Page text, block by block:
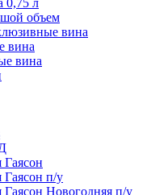
0,75 л
объем
вина
вина
вина
Гаясон
Гаясон п/у
Гаясон Новогодняя п/у